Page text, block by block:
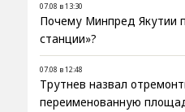
07.08 в 13:30
Почему Минпред Якутии
станции»?
07.08 в 12:48
Трутнев назвал
переименованную